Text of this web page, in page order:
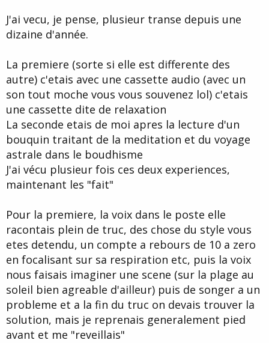
i
c
s
i
o
J'ai vecu, je pense, plusieur transe depuis une
dizaine d'année.
La premiere (sorte si elle est differente des
autre) c'etais avec une cassette audio (avec un
son tout moche vous vous souvenez lol) c'etais
une cassette dite de relaxation
La seconde etais de moi apres la lecture d'un
bouquin traitant de la meditation et du voyage
astrale dans le boudhisme
J'ai vécu plusieur fois ces deux experiences,
maintenant les "fait"
Pour la premiere, la voix dans le poste elle
racontais plein de truc, des chose du style vous
etes detendu, un compte a rebours de 10 a zero
en focalisant sur sa respiration etc, puis la voix
nous faisais imaginer une scene (sur la plage au
soleil bien agreable d'ailleur) puis de songer a un
probleme et a la fin du truc on devais trouver la
solution, mais je reprenais generalement pied
avant et me "reveillais"